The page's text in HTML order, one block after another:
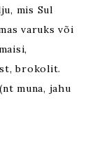
mis Sul
varuks või
brokolit.
muna, jahu